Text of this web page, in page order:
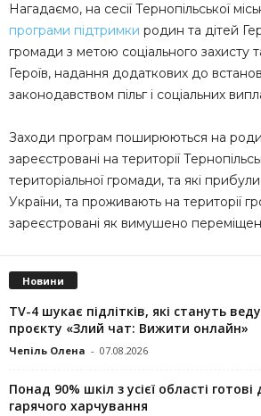
Нагадаємо, на сесії Тернопільської
програми підтримки родин та дітей
громади з метою соціального захисту
Героїв, надання додаткових до
законодавством пільг і соціальних
Заходи програм поширюються на
зареєстровані на території
територіальної громади, та які
України, та проживають на території
зареєстровані як вимушено
Новини
TV-4 шукає підлітків, які стануть
проєкту «Злий чат: Вижити онлайн»
Чепіль Олена - 07.08.2026
Понад 90% шкіл з усієї області
гарячого харчування